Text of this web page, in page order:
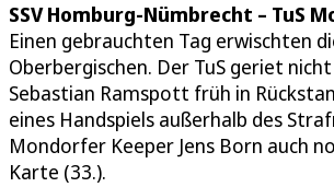
SSV Homburg-Nümbrecht – TuS
Einen gebrauchten Tag erwischten
Oberbergischen. Der TuS geriet
Sebastian Ramspott früh in
eines Handspiels außerhalb des
Mondorfer Keeper Jens Born auch
Karte (33.).